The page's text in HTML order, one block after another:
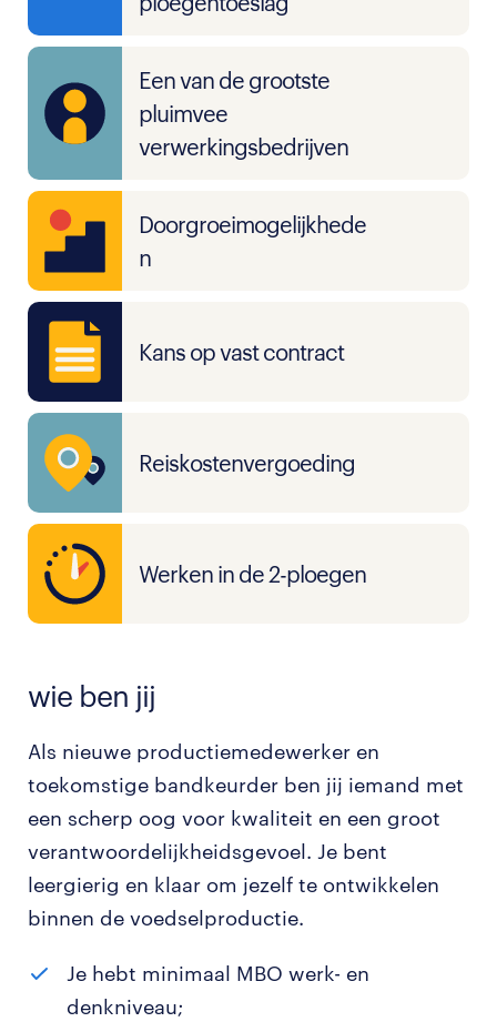
Een van de grootste
pluimvee
verwerkingsbedrijven
Doorgroeimogelijkhede
n
Kans op vast contract
Reiskostenvergoeding
Werken in de 2-ploegen
wie ben jij
Als nieuwe productiemedewerker en
toekomstige bandkeurder ben jij iemand met
een scherp oog voor kwaliteit en een groot
verantwoordelijkheidsgevoel. Je bent
leergierig en klaar om jezelf te ontwikkelen
binnen de voedselproductie.
Je hebt minimaal MBO werk- en
denkniveau;